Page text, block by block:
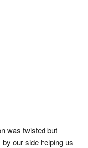
was twisted but
our side helping us